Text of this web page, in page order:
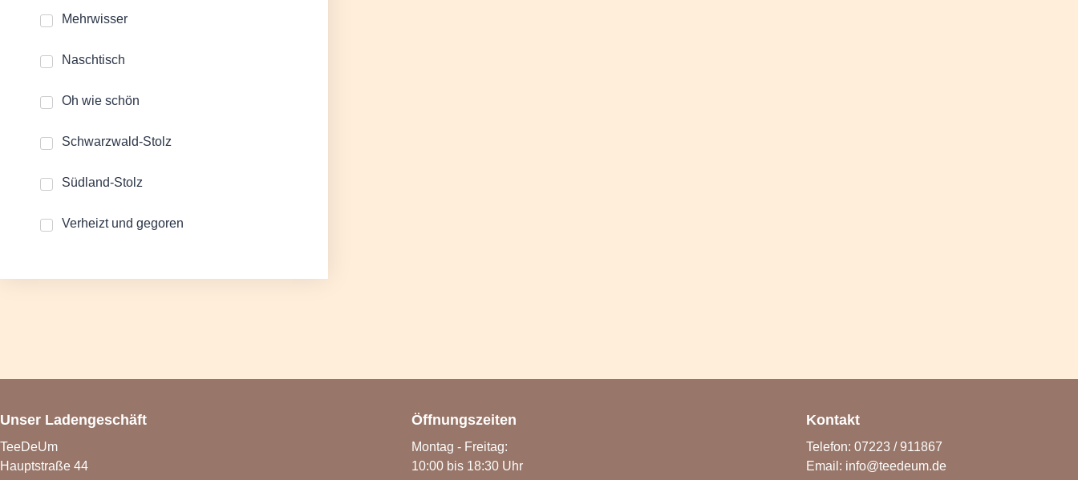
Mehrwisser
Naschtisch
Oh wie schön
Schwarzwald-Stolz
Südland-Stolz
Verheizt und gegoren
Unser Ladengeschäft
TeeDeUm
Hauptstraße 44
Öffnungszeiten
Montag - Freitag:
10:00 bis 18:30 Uhr
Kontakt
Telefon: 07223 / 911867
Email: info@teedeum.de